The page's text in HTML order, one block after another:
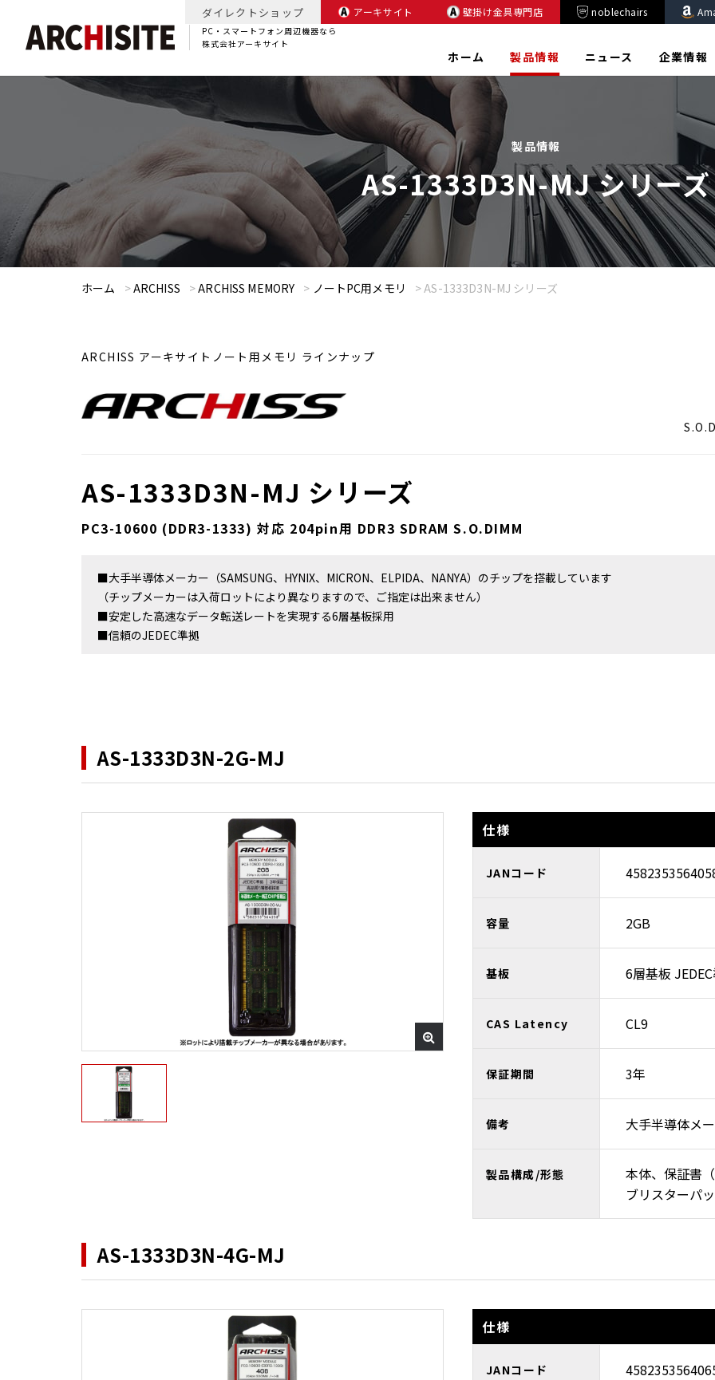
PC・スマートフォン周辺機器なら
株式会社アーキサイト
ダイレクトショップ アーキサイト 壁掛け金具専門店 noblechairs
ホーム 製品情報 ニュース 企業情報
製品情報
AS-1333D3N-MJ シリーズ
ホーム >ARCHISS >ARCHISS MEMORY > ノートPC用メモリ >AS-1333D3N-MJ シリーズ
ARCHISS アーキサイトノート用メモリ ラインナップ
AS-1333D3N-MJ シリーズ
PC3-10600 (DDR3-1333) 対応 204pin用 DDR3 SDRAM S.O.DIMM
■大手半導体メーカー（SAMSUNG、HYNIX、MICRON、ELPIDA、NANYA）のチップを搭載しています
（チップメーカーは入荷ロットにより異なりますので、ご指定は出来ません）
■安定した高速なデータ転送レートを実現する6層基板採用
■信頼のJEDEC準拠
AS-1333D3N-2G-MJ
仕様
JANコード
容量 2GB
基板 6層基板
CAS Latency CL9
保証期間 3年
備考 大手半導体メ
製品構成/形態
本体、保証書
ブリスターパ
AS-1333D3N-4G-MJ
仕様
JANコード